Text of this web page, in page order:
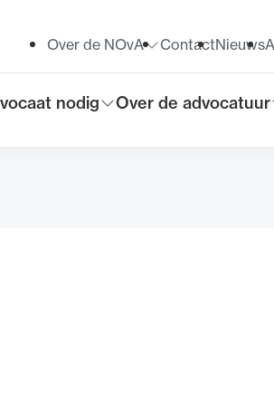
submenu voor
nodig
Toon submenu voor
Over de advocatuur
Toon submenu voor
Over de NOvA ContactNieuws